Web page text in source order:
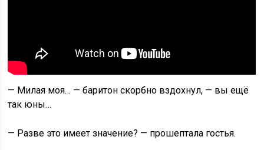
— Милая моя… — баритон скорбно вздохнул, — вы ещё
так юны…
— Разве это имеет значение? — прошептала гостья.